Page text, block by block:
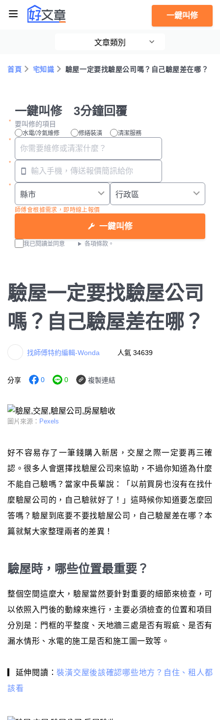
一鍵叫修
文章類別
首頁 宅知識 驗屋一定要找驗屋公司嗎？自己驗屋差在哪？
一鍵叫修 3分鐘回覆
要叫修的項目
水電/冷氣維修 修繕裝潢 清潔服務
師傅會根據需求，即時線上報價
一鍵叫修
我已閱讀並同意 各項條款。
驗屋一定要找驗屋公司
嗎？自己驗屋差在哪？
找師傅特約編輯-Wonda 人氣 34639
分享 0 0 複製連結
圖片來源： Pexels
好不容易存了一筆錢購入新居，交屋之際一定要再三確
認。很多人會選擇找驗屋公司來協助，不過你知道為什麼
不能自己驗嗎？當家中長輩說：「以前買房也沒有在找什
麼驗屋公司的，自己驗就好了！」這時候你知道要怎麼回
答嗎？驗屋到底要不要找驗屋公司，自己驗屋差在哪？本
篇就幫大家整理兩者的差異！
驗屋時，哪些位置最重要？
整個空間這麼大，驗屋當然要針對重要的細節來檢查，可
以依照入門後的動線來進行，主要必須檢查的位置和項目
分別是：門框的平整度、天地牆三處是否有瑕疵、是否有
漏水情形、水電的施工是否和施工圖一致等。
▎延伸閱讀：裝潢交屋後該確認哪些地方？自住、租人都
該看